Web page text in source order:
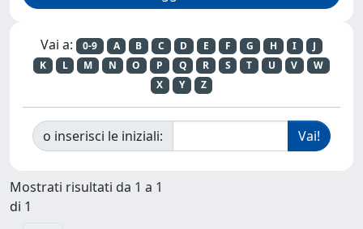
Vai a: 0-9 A B C D E F G H I
J
K
L M N O P Q R S T U V
W
X
Y Z
o inserisci le iniziali:
Mostrati risultati da 1 a 1
di 1